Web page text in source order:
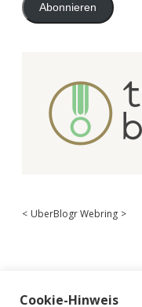
Abonnieren
< UberBlogr Webring >
Cookie-Hinweis